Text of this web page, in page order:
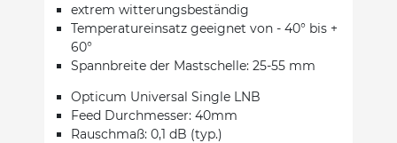
extrem witterungsbeständig
Temperatureinsatz geeignet von - 40° bis +
60°
Spannbreite der Mastschelle: 25-55 mm
Opticum Universal Single LNB
Feed Durchmesser: 40mm
Rauschmaß: 0,1 dB (typ.)